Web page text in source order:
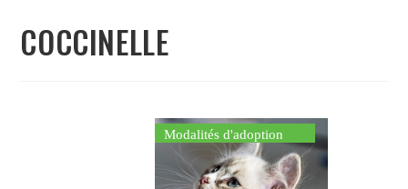
COCCINELLE